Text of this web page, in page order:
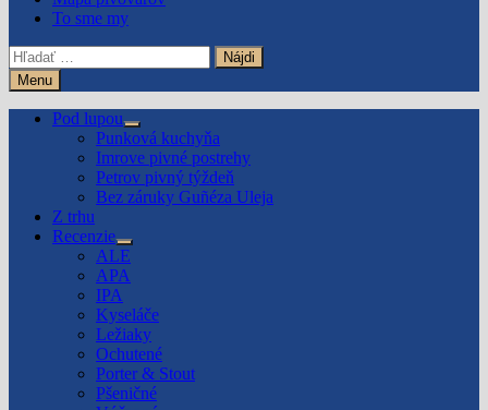
To sme my
Hľadať:
Menu
Pod lupou
Show
sub
menu
Punková kuchyňa
Imrove pivné postrehy
Petrov pivný týždeň
Bez záruky Guñéza Uleja
Z trhu
Recenzie
Show
sub
menu
ALE
APA
IPA
Kyseláče
Ležiaky
Ochutené
Porter & Stout
Pšeničné